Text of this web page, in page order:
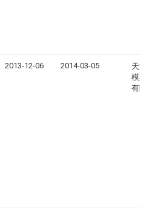
2013-12-06 2014-03-05
天津
模具
有限